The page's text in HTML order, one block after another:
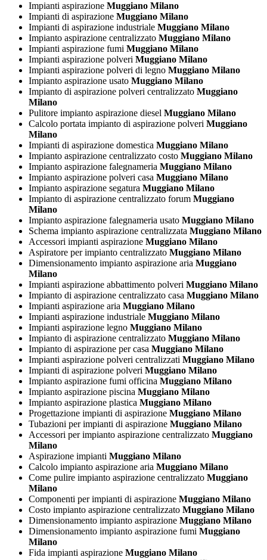
Impianti aspirazione Muggiano Milano
Impianti di aspirazione Muggiano Milano
Impianti di aspirazione industriale Muggiano Milano
Impianto aspirazione centralizzato Muggiano Milano
Impianti aspirazione fumi Muggiano Milano
Impianti aspirazione polveri Muggiano Milano
Impianti aspirazione polveri di legno Muggiano Milano
Impianto aspirazione usato Muggiano Milano
Impianto di aspirazione polveri centralizzato Muggiano
Milano
Pulitore impianto aspirazione diesel Muggiano Milano
Calcolo portata impianto di aspirazione polveri Muggiano
Milano
Impianti di aspirazione domestica Muggiano Milano
Impianto aspirazione centralizzato costo Muggiano Milano
Impianto aspirazione falegnameria Muggiano Milano
Impianto aspirazione polveri casa Muggiano Milano
Impianto aspirazione segatura Muggiano Milano
Impianto di aspirazione centralizzato forum Muggiano
Milano
Impianto aspirazione falegnameria usato Muggiano Milano
Schema impianto aspirazione centralizzata Muggiano Milano
Accessori impianti aspirazione Muggiano Milano
Aspiratore per impianto centralizzato Muggiano Milano
Dimensionamento impianto aspirazione aria Muggiano
Milano
Impianti aspirazione abbattimento polveri Muggiano Milano
Impianto di aspirazione centralizzato casa Muggiano Milano
Impianti aspirazione aria Muggiano Milano
Impianti aspirazione industriale Muggiano Milano
Impianti aspirazione legno Muggiano Milano
Impianto di aspirazione centralizzato Muggiano Milano
Impianto di aspirazione per casa Muggiano Milano
Impianti aspirazione polveri centralizzati Muggiano Milano
Impianti di aspirazione polveri Muggiano Milano
Impianto aspirazione fumi officina Muggiano Milano
Impianto aspirazione piscina Muggiano Milano
Impianto aspirazione plastica Muggiano Milano
Progettazione impianti di aspirazione Muggiano Milano
Tubazioni per impianti di aspirazione Muggiano Milano
Accessori per impianto aspirazione centralizzato Muggiano
Milano
Aspirazione impianti Muggiano Milano
Calcolo impianto aspirazione aria Muggiano Milano
Come pulire impianto aspirazione centralizzato Muggiano
Milano
Componenti per impianti di aspirazione Muggiano Milano
Costo impianto aspirazione centralizzato Muggiano Milano
Dimensionamento impianto aspirazione Muggiano Milano
Dimensionamento impianto aspirazione fumi Muggiano
Milano
Fida impianti aspirazione Muggiano Milano